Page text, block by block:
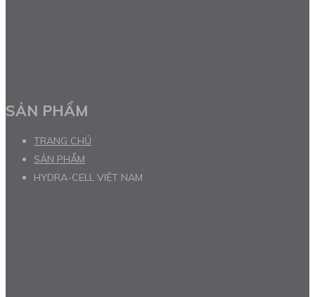
SẢN PHẨM
TRANG CHỦ
SẢN PHẨM
HYDRA-CELL VIỆT NAM